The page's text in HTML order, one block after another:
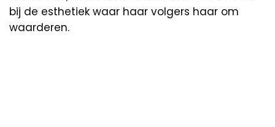
bij de esthetiek waar haar volgers haar om
waarderen.